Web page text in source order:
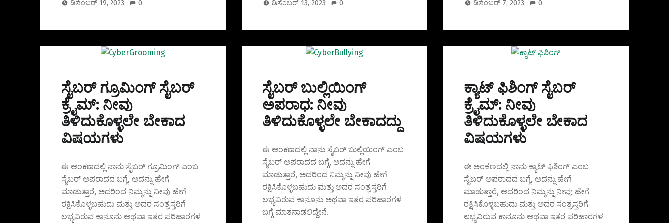
ಡಿಸೆಂಬರ್ 19, 2023 0 ಡಿಸೆಂಬರ್ 13, 2023 0 ಡಿಸೆಂಬರ್ 7, 2023 0
ಸೈಬರ್‌ ಗ್ರೂಮಿಂಗ್‌ ಸೈಬರ್
ಕ್ರೈಮ್: ನೀವು
ತಿಳಿದುಕೊಳ್ಳಲೇ ಬೇಕಾದ
ವಿಷಯಗಳು
ಈ ಅಂಕಣದಲ್ಲಿ ನಾನು ಸೈಬರ್ ಗ್ರೂಮಿಂಗ್‌ ಎಂಬ
ಸೈಬರ್ ಅಪರಾದದ ಬಗ್ಗೆ, ಅದನ್ನು ಹೇಗೆ
ಮಾಡುತ್ತಾರೆ, ಅದರಿಂದ ನಿಮ್ಮನ್ನು ನೀವು ಹೇಗೆ
ರಕ್ಷಿಸಿಕೊಳ್ಳಬಹುದು ಮತ್ತು ಅದರ ಸಂತ್ರಸ್ತರಿಗೆ
ಲಭ್ಯವಿರುವ ಕಾನೂನು ಅಥವಾ ಇತರ ಪರಿಹಾರಗಳ
ಸೈಬರ್ ಬುಲ್ಲಿಯಿಂಗ್
ಅಪರಾಧ: ನೀವು
ತಿಳಿದುಕೊಳ್ಳಲೇ ಬೇಕಾದದ್ದು
ಈ ಅಂಕಣದಲ್ಲಿ ನಾನು ಸೈಬರ್ ಬುಲ್ಲಿಯಿಂಗ್ ಎಂಬ
ಸೈಬರ್ ಅಪರಾದದ ಬಗ್ಗೆ, ಅದನ್ನು ಹೇಗೆ
ಮಾಡುತ್ತಾರೆ, ಅದರಿಂದ ನಿಮ್ಮನ್ನು ನೀವು ಹೇಗೆ
ರಕ್ಷಿಸಿಕೊಳ್ಳಬಹುದು ಮತ್ತು ಅದರ ಸಂತ್ರಸ್ತರಿಗೆ
ಲಭ್ಯವಿರುವ ಕಾನೂನು ಅಥವಾ ಇತರ ಪರಿಹಾರಗಳ
ಬಗ್ಗೆ ಮಾತನಾಡಲಿದ್ದೇನೆ.
ಕ್ಯಾಟ್ ಫಿಶಿಂಗ್ ಸೈಬರ್
ಕ್ರೈಮ್: ನೀವು
ತಿಳಿದುಕೊಳ್ಳಲೇ ಬೇಕಾದ
ವಿಷಯಗಳು
ಈ ಅಂಕಣದಲ್ಲಿ ನಾನು ಕ್ಯಾಟ್ ಫಿಶಿಂಗ್ ಎಂಬ
ಸೈಬರ್ ಅಪರಾದದ ಬಗ್ಗೆ, ಅದನ್ನು ಹೇಗೆ
ಮಾಡುತ್ತಾರೆ, ಅದರಿಂದ ನಿಮ್ಮನ್ನು ನೀವು ಹೇಗೆ
ರಕ್ಷಿಸಿಕೊಳ್ಳಬಹುದು ಮತ್ತು ಅದರ ಸಂತ್ರಸ್ತರಿಗೆ
ಲಭ್ಯವಿರುವ ಕಾನೂನು ಅಥವಾ ಇತರ ಪರಿಹಾರಗಳ